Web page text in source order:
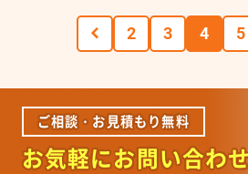
2 3 4 5
ご相談・お見積もり無料
お気軽にお問い合わ